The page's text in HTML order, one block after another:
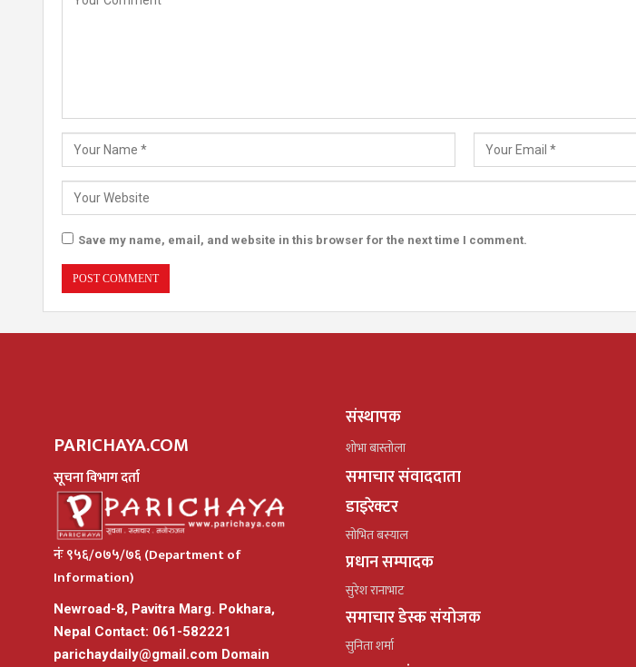
Save my name, email, and website in this browser for the next time I comment.
PARICHAYA.COM
सूचना विभाग दर्ता
नंः ९५६/०७५/७६ (Department of
Information)
Newroad-8, Pavitra Marg. Pokhara,
Nepal Contact: 061-582221
parichaydaily@gmail.com Domain
संस्थापक
शोभा बास्तोला
समाचार संवाददाता
डाइरेक्टर
सोभित बस्याल
प्रधान सम्पादक
सुरेश रानाभाट
समाचार डेस्क संयोजक
सुनिता शर्मा